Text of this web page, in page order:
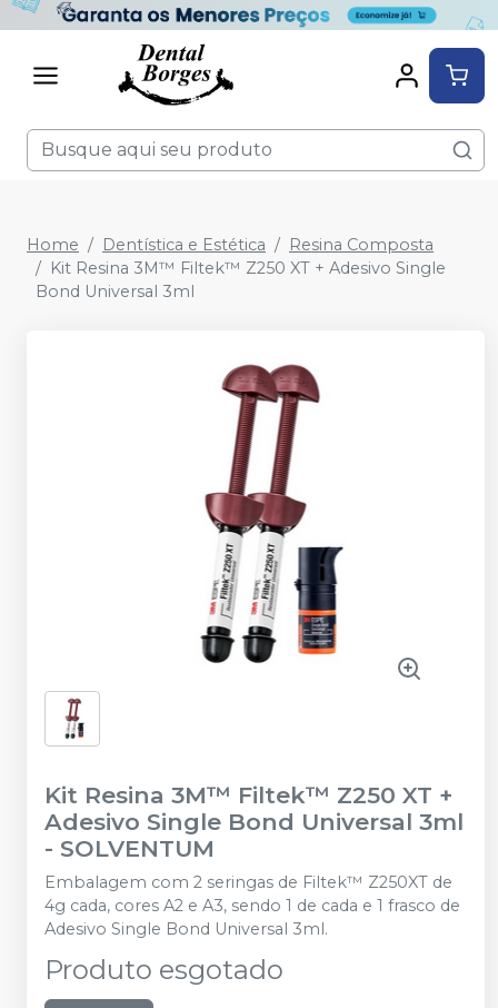
Home Dentística e Estética
Resina Composta
Kit Resina 3M™ Filtek™ Z250 XT + Adesivo Single
Bond Universal 3ml
Kit Resina 3M™ Filtek™ Z250 XT +
Adesivo Single Bond Universal 3ml
- SOLVENTUM
Embalagem com 2 seringas de Filtek™ Z250XT de
4g cada, cores A2 e A3, sendo 1 de cada e 1 frasco de
Adesivo Single Bond Universal 3ml.
Produto esgotado